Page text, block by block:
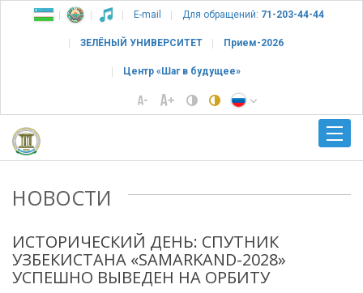
E-mail Для обращений: 71-203-44-44
ЗЕЛЁНЫЙ УНИВЕРСИТЕТ Прием-2026
Центр «Шаг в будущее»
НОВОСТИ
ИСТОРИЧЕСКИЙ ДЕНЬ: СПУТНИК
УЗБЕКИСТАНА «SAMARKAND-2028»
УСПЕШНО ВЫВЕДЕН НА ОРБИТУ